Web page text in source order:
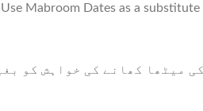
Use Mabroom Dates as a
میٹھا کھانے کی خواہش کو